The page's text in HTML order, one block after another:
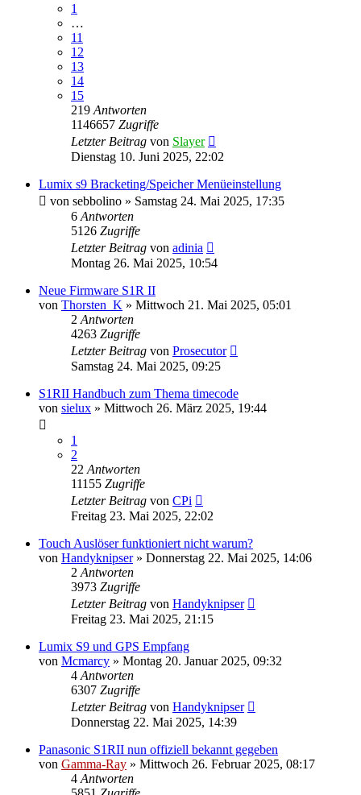
1
…
11
12
13
14
15
219 Antworten
1146657 Zugriffe
Letzter Beitrag von Slayer
Dienstag 10. Juni 2025, 22:02
Lumix s9 Bracketing/Speicher Menüeinstellung
von sebbolino » Samstag 24. Mai 2025, 17:35
6 Antworten
5126 Zugriffe
Letzter Beitrag von adinia
Montag 26. Mai 2025, 10:54
Neue Firmware S1R II
von Thorsten_K » Mittwoch 21. Mai 2025, 05:01
2 Antworten
4263 Zugriffe
Letzter Beitrag von Prosecutor
Samstag 24. Mai 2025, 09:25
S1RII Handbuch zum Thema timecode
von sielux » Mittwoch 26. März 2025, 19:44
1
2
22 Antworten
11155 Zugriffe
Letzter Beitrag von CPi
Freitag 23. Mai 2025, 22:02
Touch Auslöser funktioniert nicht warum?
von Handyknipser» Donnerstag 22. Mai 2025, 14:06
2 Antworten
3973 Zugriffe
Letzter Beitrag von Handyknipser
Freitag 23. Mai 2025, 21:15
Lumix S9 und GPS Empfang
von Mcmarcy » Montag 20. Januar 2025, 09:32
4 Antworten
6307 Zugriffe
Letzter Beitrag von Handyknipser
Donnerstag 22. Mai 2025, 14:39
Panasonic S1RII nun offiziell bekannt gegeben
von Gamma-Ray » Mittwoch 26. Februar 2025, 08:17
4 Antworten